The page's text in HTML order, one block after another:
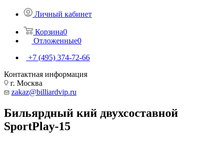
Личный кабинет
Корзина0
Отложенные0
+7 (495) 374-72-66
Контактная информация
г. Москва
zakaz@billiardvip.ru
Бильярдный кий двухсоставной
SportPlay-15